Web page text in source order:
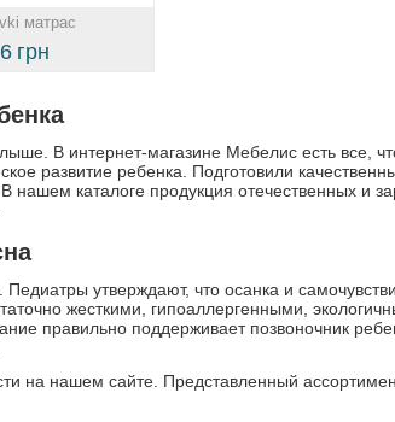
матрас
грн
В интернет-магазине Мебелис есть все,
развитие ребенка. Подготовили
нашем каталоге продукция отечественных и
утверждают, что осанка и
жесткими, гипоаллергенными,
правильно поддерживает позвоночник
на нашем сайте. Представленный